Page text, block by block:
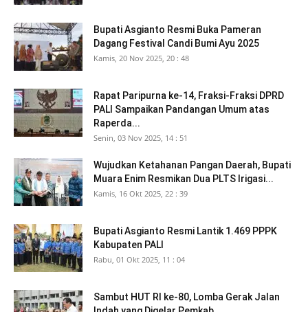
Bupati Asgianto Resmi Buka Pameran
Dagang Festival Candi Bumi Ayu 2025
Kamis, 20 Nov 2025, 20 : 48
Rapat Paripurna ke-14, Fraksi-Fraksi DPRD
PALI Sampaikan Pandangan Umum atas
Raperda...
Senin, 03 Nov 2025, 14 : 51
Wujudkan Ketahanan Pangan Daerah, Bupati
Muara Enim Resmikan Dua PLTS Irigasi...
Kamis, 16 Okt 2025, 22 : 39
Bupati Asgianto Resmi Lantik 1.469 PPPK
Kabupaten PALI
Rabu, 01 Okt 2025, 11 : 04
Sambut HUT RI ke-80, Lomba Gerak Jalan